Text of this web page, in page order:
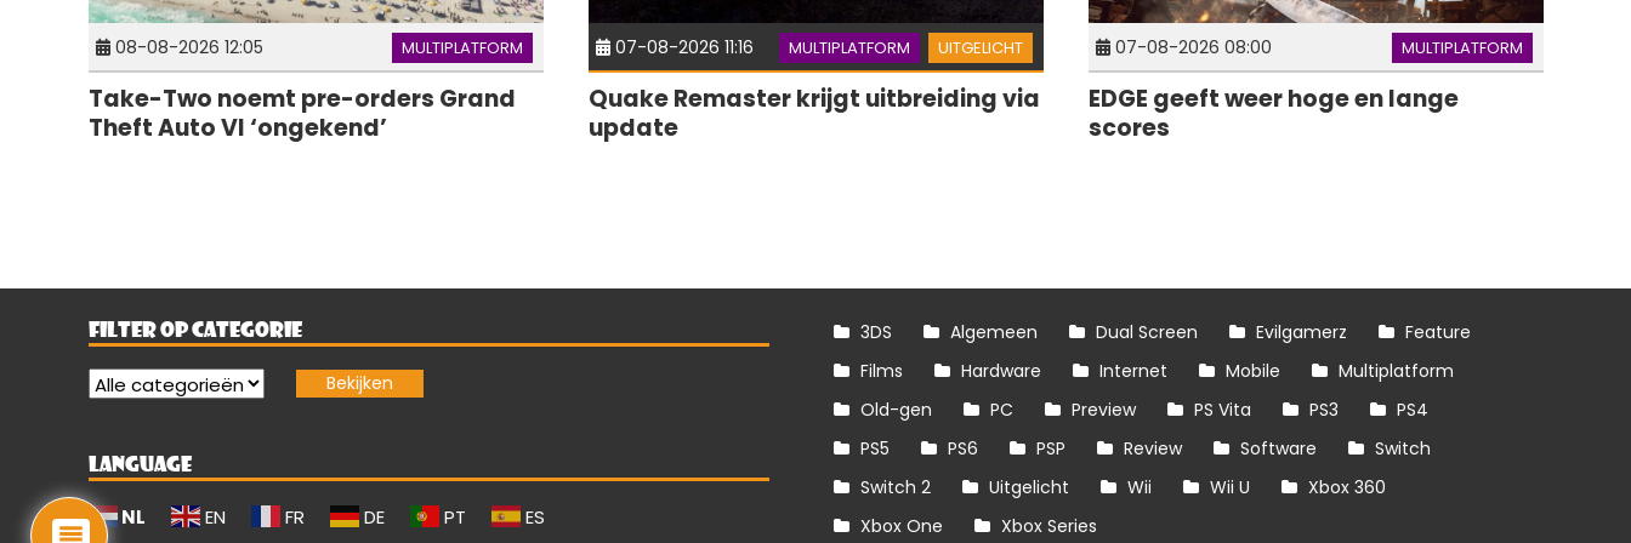
08-08-2026 12:05 MULTIPLATFORM
Take-Two noemt pre-orders Grand
Theft Auto VI ‘ongekend’
07-08-2026 11:16 MULTIPLATFORM UITGELICHT
Quake Remaster krijgt uitbreiding via
update
07-08-2026 08:00 MULTIPLATFORM
EDGE geeft weer hoge en lange
scores
FILTER OP CATEGORIE
LANGUAGE
NL EN FR DE PT ES
3DS Algemeen Dual Screen Evilgamerz
Feature
Films
Hardware Internet Mobile
Multiplatform
Old-gen
PC Preview PS Vita PS3
PS4
PS5
PS6 PSP Review Software
Switch
Switch 2
Uitgelicht Wii Wii U
Xbox 360
Xbox One
Xbox Series